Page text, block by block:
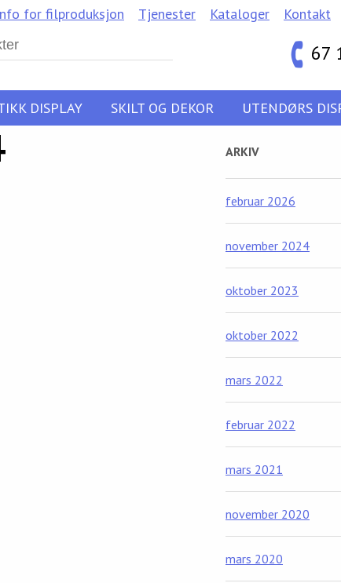
67
for filproduksjon Tjenester Kataloger Kontakt
DISPLAY SKILT OG DEKOR UTENDØRS
ARKIV
februar 2026
november 2024
oktober 2023
oktober 2022
mars 2022
februar 2022
mars 2021
november 2020
mars 2020